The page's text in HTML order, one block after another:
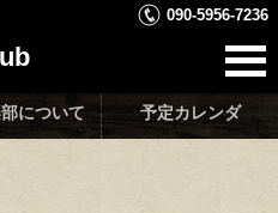
090-5956-7236
について 予定カレンダ